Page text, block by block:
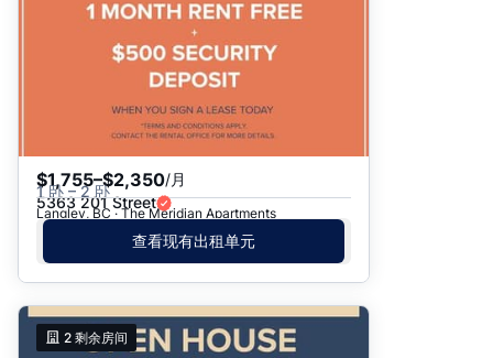
$1,755–$2,350/月
1 卧 – 2 卧
5363 201 Street
Langley, BC · The Meridian Apartments
查看现有出租单元
2 剩余房间